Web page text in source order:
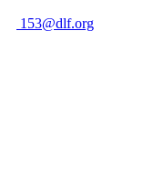
153@dlf.org